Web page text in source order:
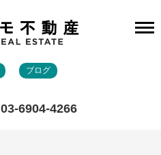
ブログ
03-6904-4266